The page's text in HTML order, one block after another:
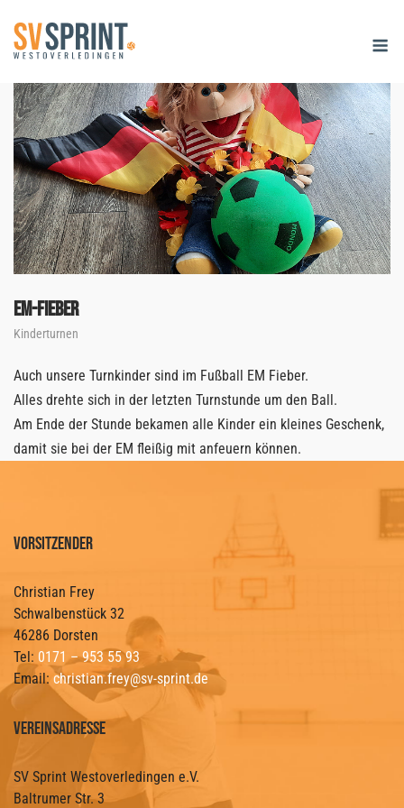
content
EM-Fieber
Kinderturnen
Auch unsere Turnkinder sind im Fußball EM Fieber.
Alles drehte sich in der letzten Turnstunde um den Ball.
Am Ende der Stunde bekamen alle Kinder ein kleines Geschenk,
damit sie bei der EM fleißig mit anfeuern können.
Vorsitzender
Christian Frey
Schwalbenstück 32
46286 Dorsten
Tel: 0171 – 953 55 93
Email: christian.frey@sv-sprint.de
Vereinsadresse
SV Sprint Westoverledingen e.V.
Baltrumer Str. 3